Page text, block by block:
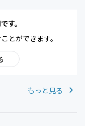
す。
とができます。
もっと見る